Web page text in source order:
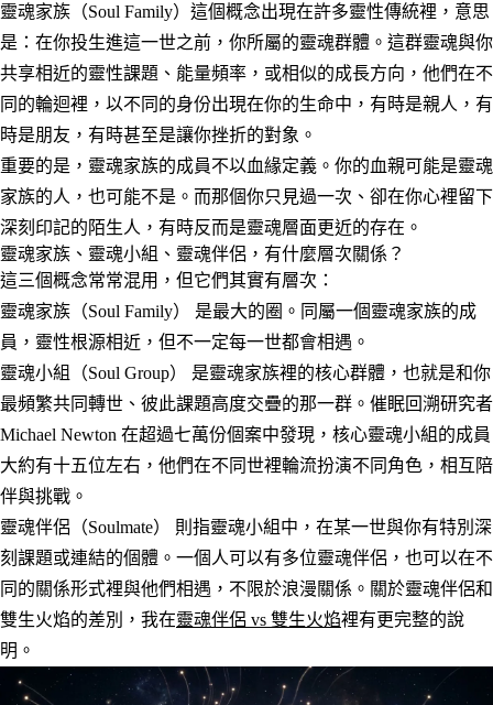
靈魂家族（Soul Family）這個概念出現在許多靈性傳統裡，意思
是：在你投生進這一世之前，你所屬的靈魂群體。這群靈魂與你
共享相近的靈性課題、能量頻率，或相似的成長方向，他們在不
同的輪迴裡，以不同的身份出現在你的生命中，有時是親人，有
時是朋友，有時甚至是讓你挫折的對象。
重要的是，靈魂家族的成員不以血緣定義 。你的血親可能是靈魂
家族的人，也可能不是。而那個你只見過一次、卻在你心裡留下
深刻印記的陌生人，有時反而是靈魂層面更近的存在。
靈魂家族、靈魂小組、靈魂伴侶，有什麼層次關係？
這三個概念常常混用，但它們其實有層次：
靈魂家族（Soul Family）
是最大的圈。同屬一個靈魂家族的成
員，靈性根源相近，但不一定每一世都會相遇。
靈魂小組（Soul Group）
是靈魂家族裡的核心群體，也就是和你
最頻繁共同轉世、彼此課題高度交疊的那一群。催眠回溯研究者
Michael Newton 在超過七萬份個案中發現，核心靈魂小組的成員
大約有十五位左右，他們在不同世裡輪流扮演不同角色，相互陪
伴與挑戰。
靈魂伴侶（Soulmate）
則指靈魂小組中，在某一世與你有特別深
刻課題或連結的個體。一個人可以有多位靈魂伴侶，也可以在不
同的關係形式裡與他們相遇，不限於浪漫關係。關於靈魂伴侶和
雙生火焰的差別，我在靈魂伴侶 vs 雙生火焰裡有更完整的說
明。